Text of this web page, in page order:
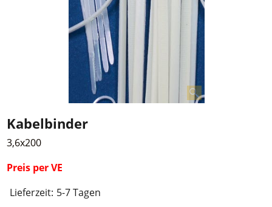
Kabelbinder
3,6x200
Preis per VE
Lieferzeit: 5-7 Tagen